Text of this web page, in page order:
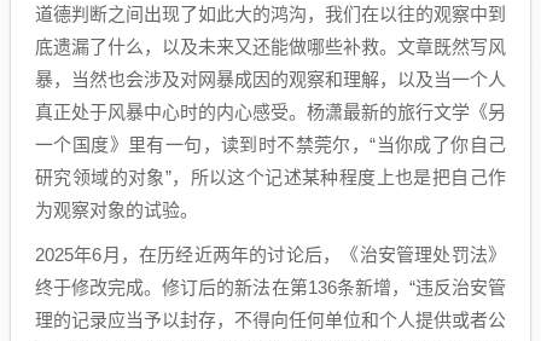
道德判断之间出现了如此大的鸿沟，我们在以往的观察中到
底遗漏了什么，以及未来又还能做哪些补救。文章既然写风
暴，当然也会涉及对网暴成因的观察和理解，以及当一个人
真正处于风暴中心时的内心感受。杨潇最新的旅行文学《另
一个国度》里有一句，读到时不禁莞尔，“当你成了你自己
研究领域的对象”，所以这个记述某种程度上也是把自己作
为观察对象的试验。
2025年6月，在历经近两年的讨论后，《治安管理处罚法》
终于修改完成。修订后的新法在第136条新增，“违反治安管
理的记录应当予以封存，不得向任何单位和个人提供或者公